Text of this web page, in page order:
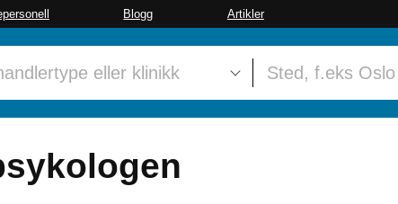
Blogg Artikler